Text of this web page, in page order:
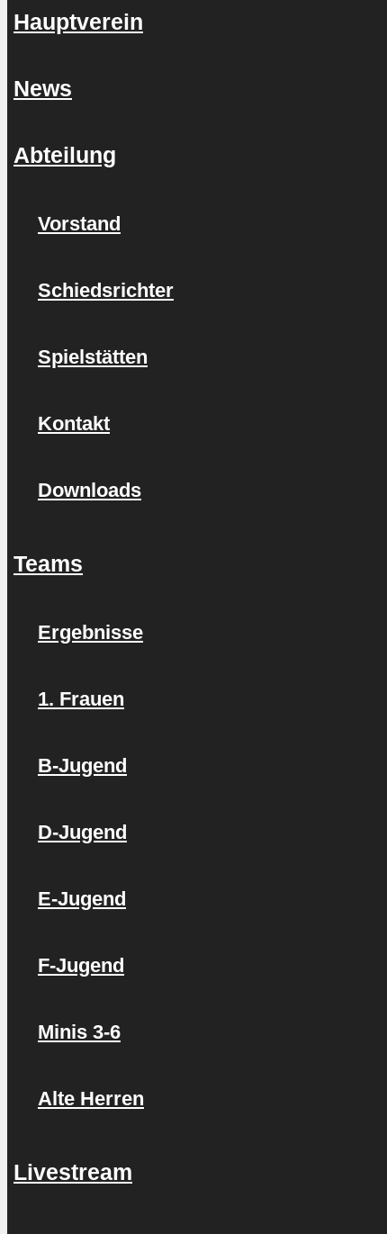
Hauptverein
News
Abteilung
Vorstand
Schiedsrichter
Spielstätten
Kontakt
Downloads
Teams
Ergebnisse
1. Frauen
B-Jugend
D-Jugend
E-Jugend
F-Jugend
Minis 3-6
Alte Herren
Livestream